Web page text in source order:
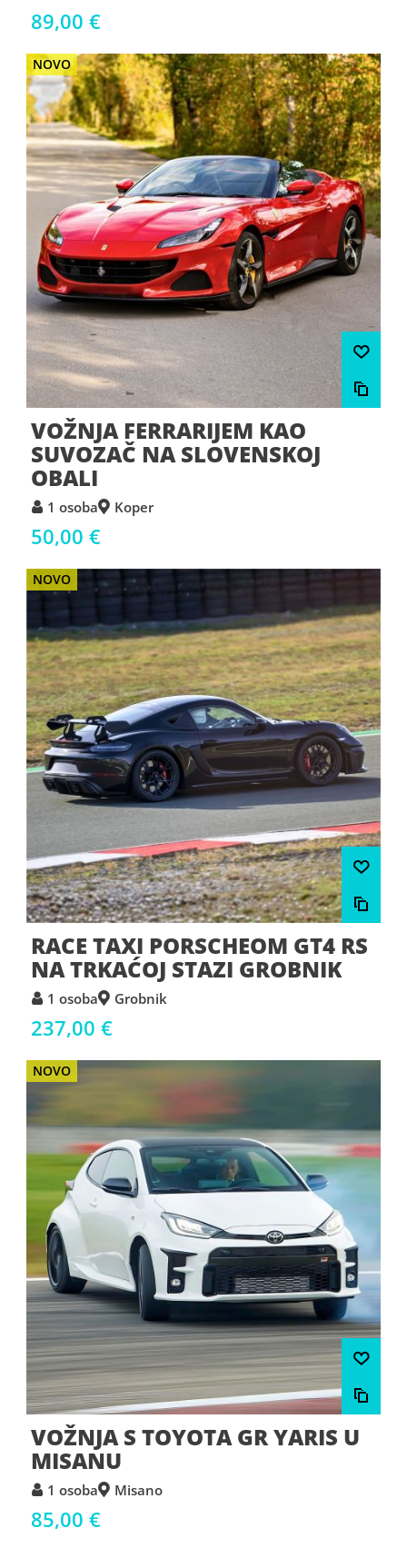
89,00 €
NOVO
VOŽNJA FERRARIJEM KAO
SUVOZAČ NA SLOVENSKOJ
OBALI
1 osoba Koper
50,00 €
NOVO
RACE TAXI PORSCHEOM GT4 RS
NA TRKAĆOJ STAZI GROBNIK
1 osoba Grobnik
237,00 €
NOVO
VOŽNJA S TOYOTA GR YARIS U
MISANU
1 osoba Misano
85,00 €